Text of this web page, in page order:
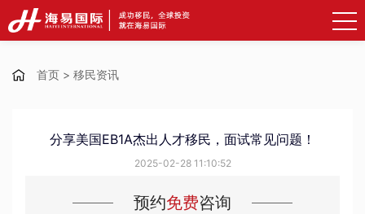
首页 > 移民资讯
分享美国EB1A杰出人才移民，面试常见问题！
2025-02-28 11:10:52
预约免费咨询